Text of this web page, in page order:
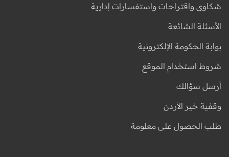
شكاوى واقتراحات واستفسارات إدارية
الأسئلة الشائعة
بوابة الحكومة الإلكترونية
شروط استخدام الموقع
أرسل سؤالك
وقفية خير الأردن
طلب الحصول على معلومة